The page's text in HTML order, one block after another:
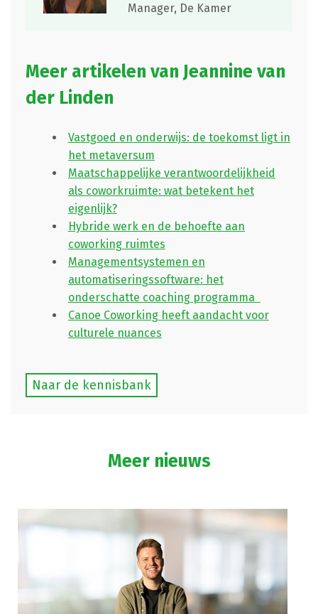
Manager, De Kamer
Meer artikelen van Jeannine van
der Linden
Vastgoed en onderwijs: de toekomst ligt in
het metaversum
Maatschappelijke verantwoordelijkheid
als coworkruimte: wat betekent het
eigenlijk?
Hybride werk en de behoefte aan
coworking ruimtes
Managementsystemen en
automatiseringssoftware: het
onderschatte coaching programma
Canoe Coworking heeft aandacht voor
culturele nuances
Naar de kennisbank
Meer nieuws